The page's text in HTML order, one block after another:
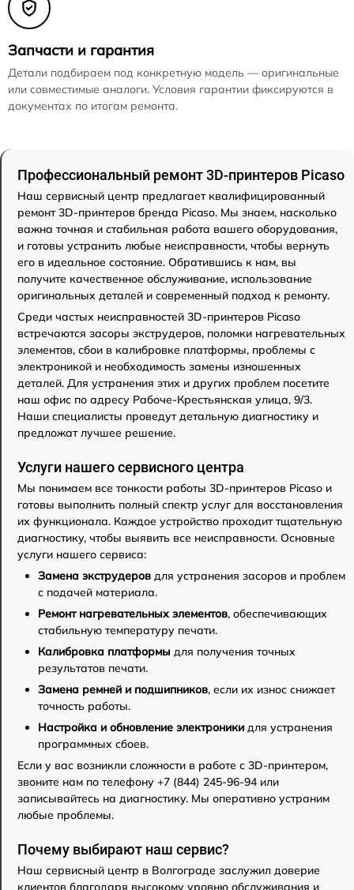
Запчасти и гарантия
Детали подбираем под конкретную модель — оригинальные
или совместимые аналоги. Условия гарантии фиксируются в
документах по итогам ремонта.
Профессиональный ремонт 3D-принтеров Picaso
Наш сервисный центр предлагает квалифицированный
ремонт 3D-принтеров бренда Picaso. Мы знаем, насколько
важна точная и стабильная работа вашего оборудования,
и готовы устранить любые неисправности, чтобы вернуть
его в идеальное состояние. Обратившись к нам, вы
получите качественное обслуживание, использование
оригинальных деталей и современный подход к ремонту.
Среди частых неисправностей 3D-принтеров Picaso
встречаются засоры экструдеров, поломки нагревательных
элементов, сбои в калибровке платформы, проблемы с
электроникой и необходимость замены изношенных
деталей. Для устранения этих и других проблем посетите
наш офис по адресу Рабоче-Крестьянская улица, 9/3.
Наши специалисты проведут детальную диагностику и
предложат лучшее решение.
Услуги нашего сервисного центра
Мы понимаем все тонкости работы 3D-принтеров Picaso и
готовы выполнить полный спектр услуг для восстановления
их функционала. Каждое устройство проходит тщательную
диагностику, чтобы выявить все неисправности. Основные
услуги нашего сервиса:
Замена экструдеров для устранения засоров и проблем
с подачей материала.
Ремонт нагревательных элементов, обеспечивающих
стабильную температуру печати.
Калибровка платформы для получения точных
результатов печати.
Замена ремней и подшипников, если их износ снижает
точность работы.
Настройка и обновление электроники для устранения
программных сбоев.
Если у вас возникли сложности в работе с 3D-принтером,
звоните нам по телефону +7 (844) 245-96-94 или
записывайтесь на диагностику. Мы оперативно устраним
любые проблемы.
Почему выбирают наш сервис?
Наш сервисный центр в Волгограде заслужил доверие
клиентов благодаря высокому уровню обслуживания и